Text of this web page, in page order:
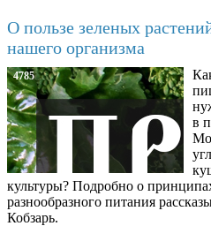
О пользе зеленых
нашего организма
4785
в
культуры? Подробно о
разнообразного питания
Кобзарь.